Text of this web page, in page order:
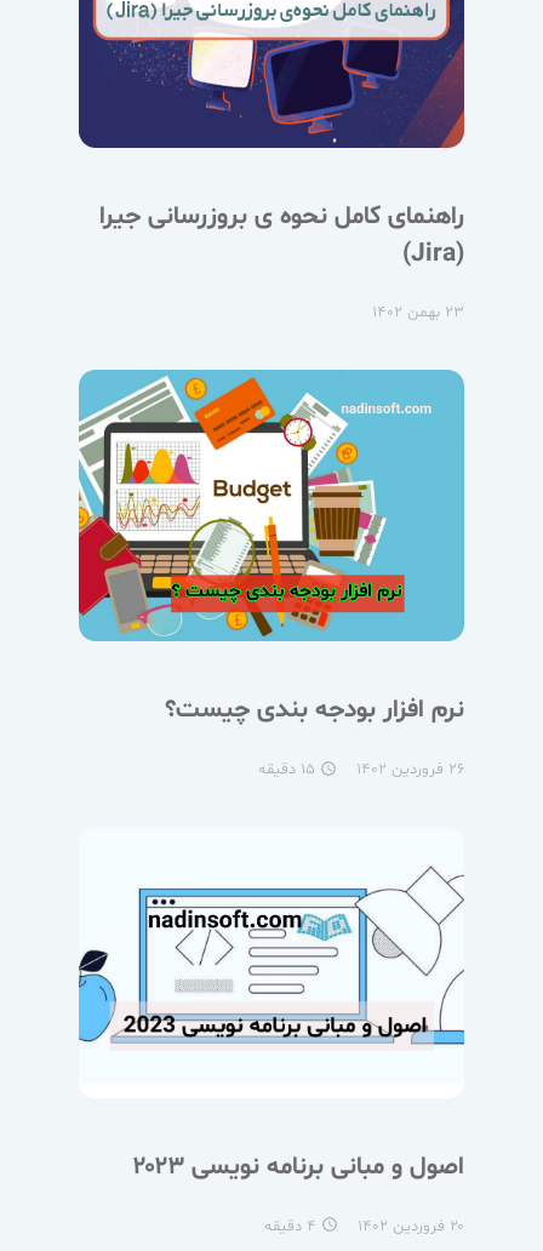
راهنمای کامل نحوه ی بروزرسانی جیرا
(Jira)
۲۳ بهمن ۱۴۰۲
نرم افزار بودجه بندی چیست؟
۲۶ فروردین ۱۴۰۲ access_time
اصول و مبانی برنامه نویسی ۲۰۲۳
۲۰ فروردین ۱۴۰۲ access_time